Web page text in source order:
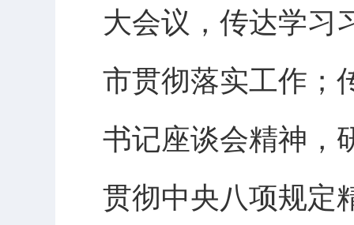
大会议，传达学习
市贯彻落实工作；
书记座谈会精神，
贯彻中央八项规定